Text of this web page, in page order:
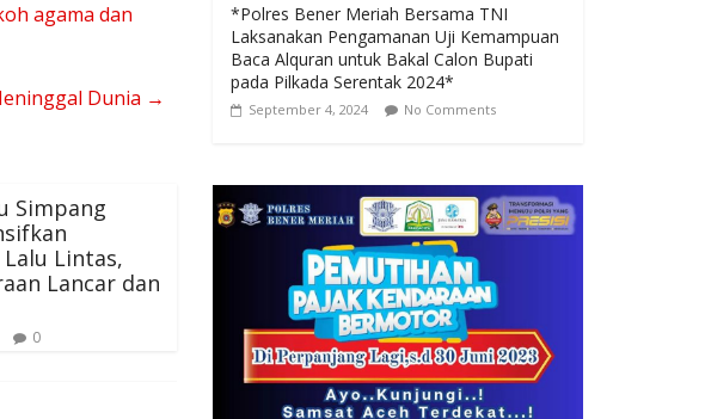
agama dan
Dunia →
Simpang
Lintas,
Lancar dan
0
*Polres Bener Meriah Bersama TNI
Laksanakan Pengamanan Uji Kemampuan
Baca Alquran untuk Bakal Calon Bupati
pada Pilkada Serentak 2024*
September 4, 2024 No Comments